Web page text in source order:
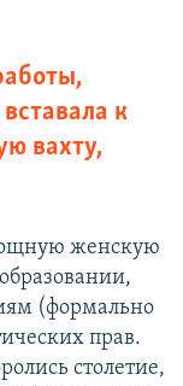
к
вахту,
женскую
(формально
прав.
столетие,